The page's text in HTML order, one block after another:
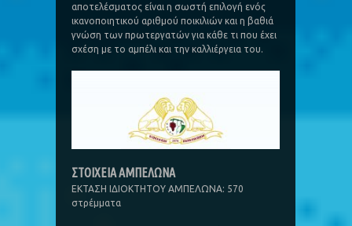
αποτελέσματος είναι η σωστή επιλογή ενός
ικανοποιητικού αριθμού ποικιλιών και η βαθιά
γνώση των πρωτεργατών για κάθε τι που έχει
σχέση με το αμπέλι και την καλλιέργεια του.
ΣΤΟΙΧΕΙΑ ΑΜΠΕΛΩΝΑ
ΕΚΤΑΣΗ ΙΔΙΟΚΤΗΤΟΥ ΑΜΠΕΛΩΝΑ: 570
στρέμματα